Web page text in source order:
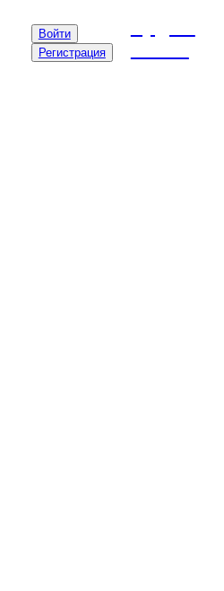
Войти
Регистрация